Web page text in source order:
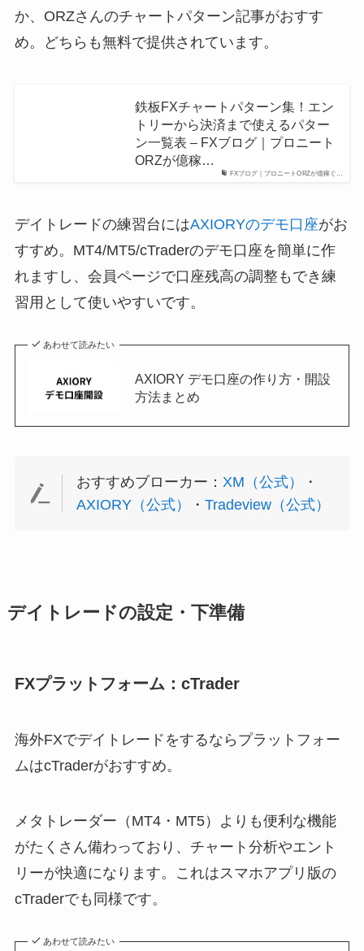
か、ORZさんのチャートパターン記事がおすす
め。どちらも無料で提供されています。
FXブログ｜プロニートORZが億稼ぐ…
鉄板FXチャートパターン集！エン
トリーから決済まで使えるパター
ン一覧表 – FXブログ｜プロニート
ORZが億稼…
デイトレードの練習台にはAXIORYのデモ口座がお
すすめ。MT4/MT5/cTraderのデモ口座を簡単に作
れますし、会員ページで口座残高の調整もでき練
習用として使いやすいです。
あわせて読みたい
AXIORY デモ口座の作り方・開設
方法まとめ
おすすめブローカー： XM（公式）
・
AXIORY（公式）
・Tradeview（公式）
デイトレードの設定・下準備
FXプラットフォーム：cTrader
海外FXでデイトレードをするならプラットフォー
ムはcTraderがおすすめ。
メタトレーダー（MT4・MT5）よりも便利な機能
がたくさん備わっており、チャート分析やエント
リーが快適になります。これはスマホアプリ版の
cTraderでも同様です。
あわせて読みたい